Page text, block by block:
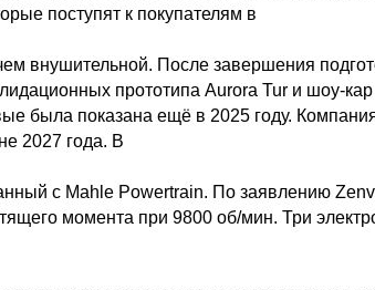
поступят к покупателям в
внушительной. После завершения
прототипа Aurora Tur и шоу-
была показана ещё в 2025 году.
2027 года. В
с Mahle Powertrain. По заявлению
момента при 9800 об/мин. Три